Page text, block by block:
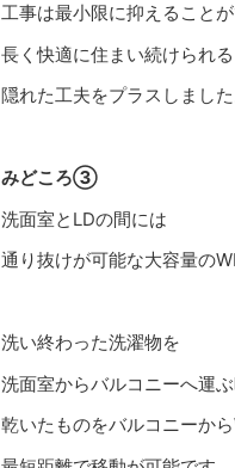
工事は最小限に抑えることが
長く快適に住まい続けられる
隠れた工夫をプラスしました
みどころ③
洗面室とLDの間には
通り抜けが可能な大容量の
洗い終わった洗濯物を
洗面室からバルコニーへ運ぶ
乾いたものをバルコニーか